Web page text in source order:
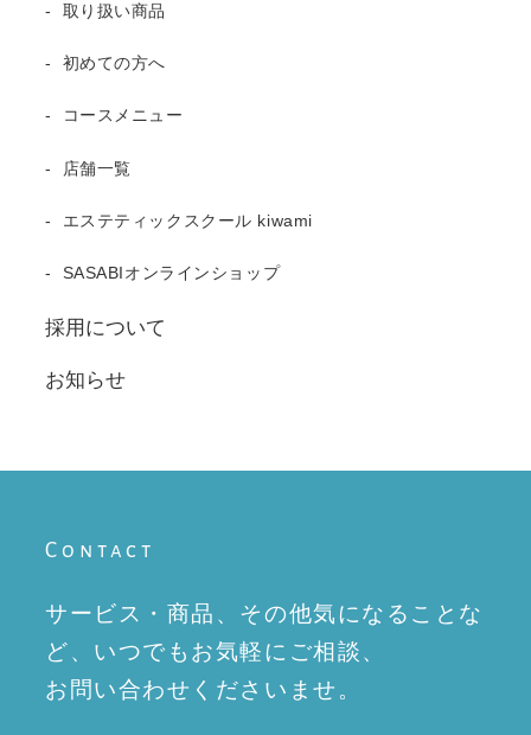
Contact
サービス・商品、その他気になることな
ど、 いつでもお気軽にご相談、
お問い合わせくださいませ。
取り扱い商品
初めての方へ
コースメニュー
店舗一覧
エステティックスクール kiwami
SASABIオンラインショップ
採用について
お知らせ